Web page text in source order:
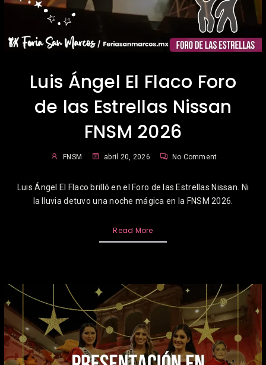
Luis Ángel El Flaco Foro
de las Estrellas Nissan
FNSM 2026
FNSM abril 20, 2026 No Comment
Luis Ángel El Flaco brilló en el Foro de las Estrellas Nissan. Ni
la lluvia detuvo una noche mágica en la FNSM 2026.
Read More